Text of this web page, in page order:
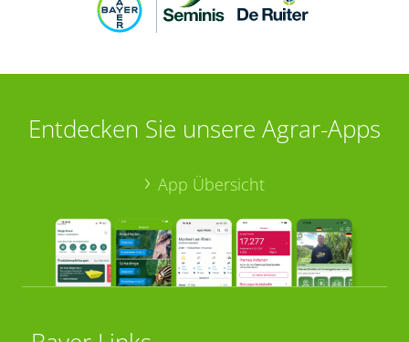
Entdecken Sie unsere Agrar-Apps
App Übersicht